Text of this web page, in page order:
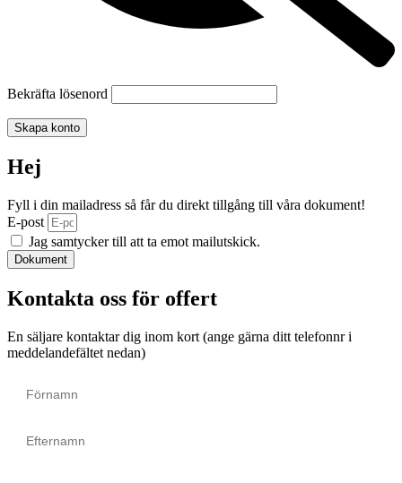
Bekräfta lösenord
Skapa konto
Hej
Fyll i din mailadress så får du direkt tillgång till våra dokument!
E-post
Jag samtycker till att ta emot mailutskick.
Dokument
Kontakta oss för offert
En säljare kontaktar dig inom kort (ange gärna ditt telefonnr i
meddelandefältet nedan)